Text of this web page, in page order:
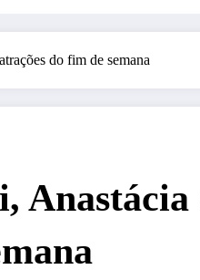
do fim de semana
Anastácia